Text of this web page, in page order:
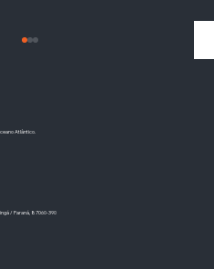
rio que não era rio
Atlântico.
/ Paraná, 87060-390